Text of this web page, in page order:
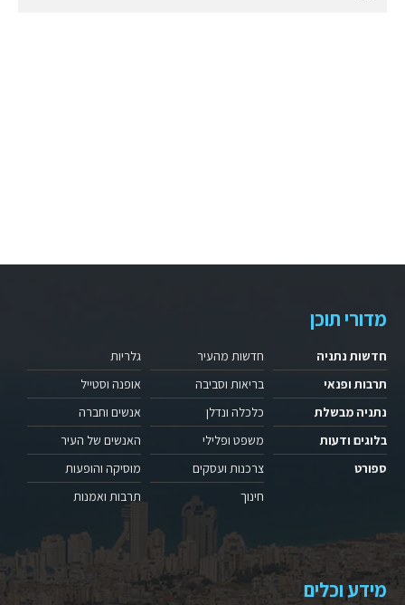
מדורי תוכן
חדשות נתניה
תרבות ופנאי
נתניה מבשלת
בלוגים ודעות
ספורט
חדשות מהעיר
בריאות וסביבה
כלכלה ונדלן
משפט ופלילי
צרכנות ועסקים
חינוך
גלריות
אופנה וסטייל
אנשים וחברה
האנשים של העיר
מוסיקה והופעות
תרבות ואמנות
מידע וכלים